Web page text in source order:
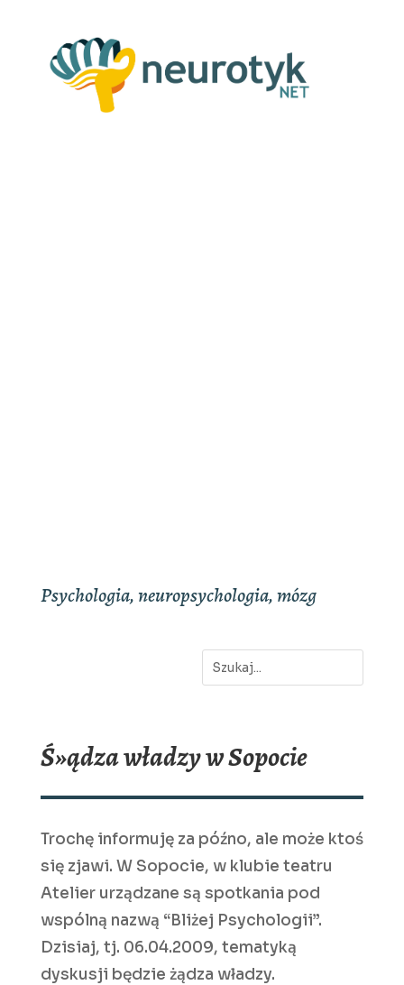
Psychologia, neuropsychologia, mózg
Ś»ądza władzy w Sopocie
Trochę informuję za późno, ale może ktoś
się zjawi. W Sopocie, w klubie teatru
Atelier urządzane są spotkania pod
wspólną nazwą “Bliżej Psychologii”.
Dzisiaj, tj. 06.04.2009, tematyką
dyskusji będzie żądza władzy.